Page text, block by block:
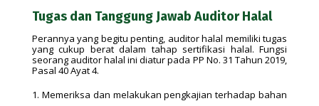
Tugas dan Tanggung Jawab Auditor Halal
Perannya yang begitu penting, auditor halal memiliki tugas
yang cukup berat dalam tahap sertifikasi halal. Fungsi
seorang auditor halal ini diatur pada PP No. 31 Tahun 2019,
Pasal 40 Ayat 4.
Memeriksa dan melakukan pengkajian terhadap bahan